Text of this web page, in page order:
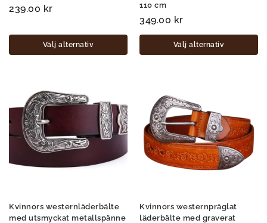
239.00 kr
Välj alternativ
110 cm
349.00 kr
Välj alternativ
Kvinnors westernläderbälte
med utsmyckat metallspänne
Kvinnors westernpräglat
läderbälte med graverat